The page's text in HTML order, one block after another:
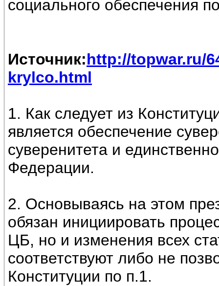
социального обеспечения
Источник:http://topwar.ru/
krylco.html
1. Как следует из
является обеспечение
суверенитета и
Федерации.
2. Основываясь на этом
обязан инициировать
ЦБ, но и изменения всех
соответствуют либо не
Конституции по п.1.